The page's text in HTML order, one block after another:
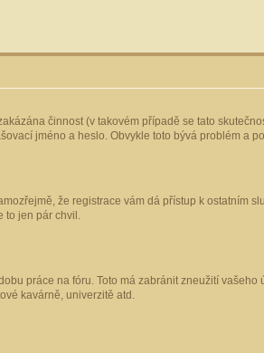
činnost (v takovém případě se tato
jméno a heslo. Obvykle toto bývá problém a
že registrace vám dá přístup k ostatním
to jen pár chvil.
práce na fóru. Toto má zabránit zneužití
kavárně, univerzitě atd.